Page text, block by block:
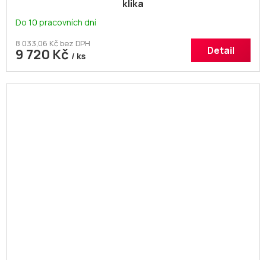
klika
Do 10 pracovních dní
8 033,06 Kč bez DPH
9 720 Kč / ks Detail